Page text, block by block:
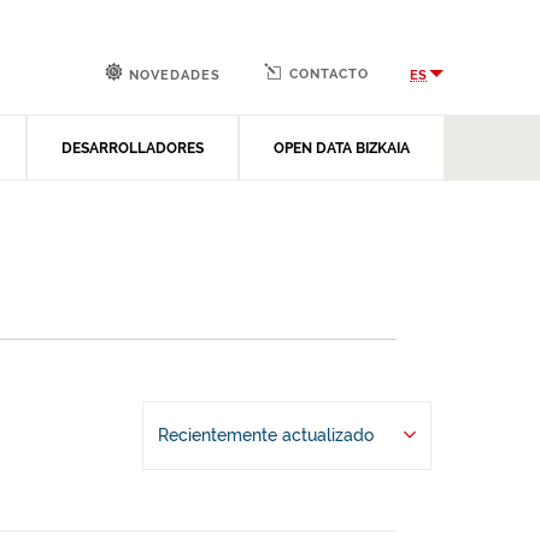
DESARROLLADORES OPEN DATA BIZKAIA
NOVEDADES CONTACTO ES
Recientemente actualizado